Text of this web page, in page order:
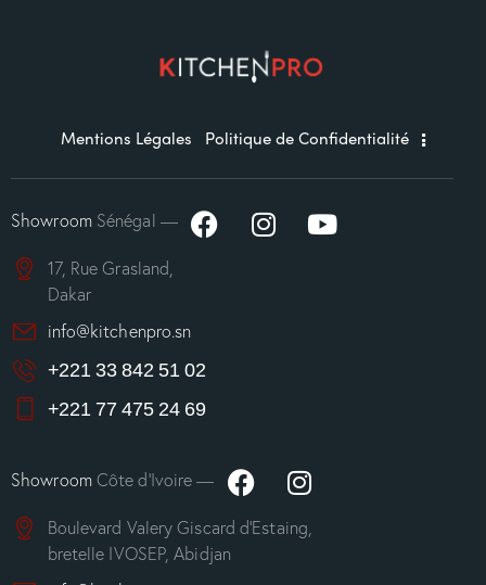
Mentions Légales Politique de Confidentialité
ShowroomSénégal —
17, Rue Grasland,
Dakar
info@kitchenpro.sn
+221 33 842 51 02
+221 77 475 24 69
ShowroomCôte d’Ivoire —
Boulevard Valery Giscard d’Estaing,
bretelle IVOSEP, Abidjan